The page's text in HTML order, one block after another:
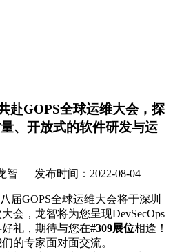
赴GOPS全球运维大会，探
、开放式的软件研发与运
智 发布时间：2022-08-04
届GOPS全球运维大会将于深圳
会，龙智将为您呈现DevSecOps
礼，期待与您在#309展位相逢！
的专家面对面交流。